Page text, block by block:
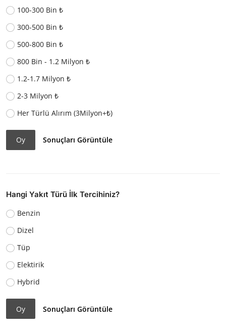
100-300 Bin ₺
300-500 Bin ₺
500-800 Bin ₺
800 Bin - 1.2 Milyon ₺
1.2-1.7 Milyon ₺
2-3 Milyon ₺
Her Türlü Alırım (3Milyon+₺)
Oy Sonuçları Görüntüle
Hangi Yakıt Türü İlk Tercihiniz?
Benzin
Dizel
Tüp
Elektirik
Hybrid
Oy Sonuçları Görüntüle